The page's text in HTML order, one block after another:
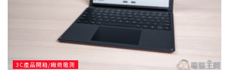
3C產品開箱/廠商邀測